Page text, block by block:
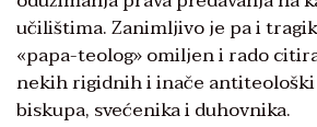
učilištima. Zanimljivo je pa i
«papa-teolog» omiljen i rado
nekih rigidnih i inače
biskupa, svećenika i duhovnika.